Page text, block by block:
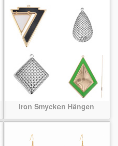
Iron Smycken Hängen